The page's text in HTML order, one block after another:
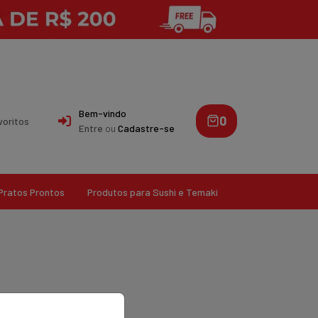
Bem-vindo
Entre ou Cadastre-se 0
Prontos Produtos para Sushi e Temaki